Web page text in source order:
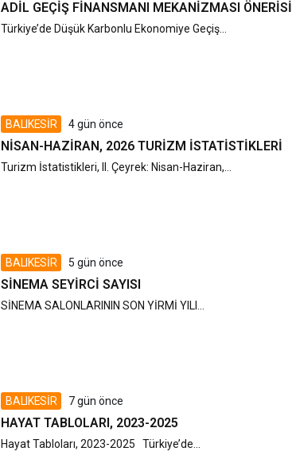
ADIL GEÇIŞ FINANSMANI MEKANIZMASI ÖNERISI
Türkiye’de Düşük Karbonlu Ekonomiye Geçiş...
BALIKESİR 4 gün önce
NISAN-HAZIRAN, 2026 TURIZM İSTATISTIKLERI
Turizm İstatistikleri, II. Çeyrek: Nisan-Haziran,...
BALIKESİR 5 gün önce
SINEMA SEYIRCI SAYISI
SİNEMA SALONLARININ SON YİRMİ YILI...
BALIKESİR 7 gün önce
HAYAT TABLOLARI, 2023-2025
Hayat Tabloları, 2023-2025 Türkiye’de...